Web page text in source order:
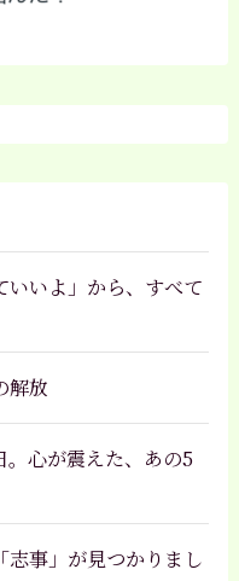
いいよ」から、すべて
解放
。心が震えた、あの5
事」が見つかりまし